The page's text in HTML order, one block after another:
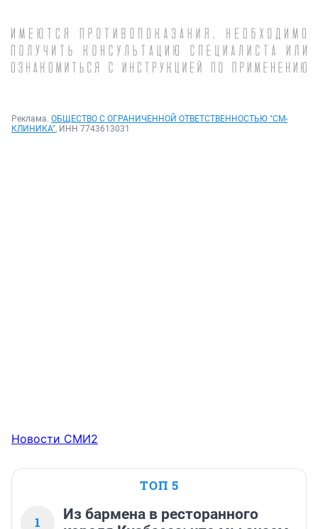
Реклама. ОБЩЕСТВО С ОГРАНИЧЕННОЙ ОТВЕТСТВЕННОСТЬЮ "СМ-
КЛИНИКА", ИНН 7743613031
Новости СМИ2
ТОП 5
1
Из бармена в ресторанного